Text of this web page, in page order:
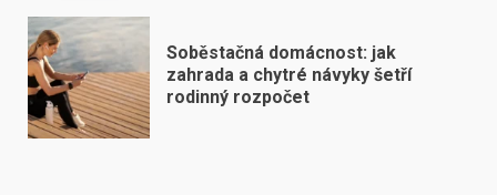
Soběstačná domácnost: jak
zahrada a chytré návyky šetří
rodinný rozpočet